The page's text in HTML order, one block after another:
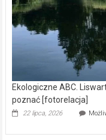
Ekologiczne ABC.
poznać [fotorelacja]
22 lipca, 2026